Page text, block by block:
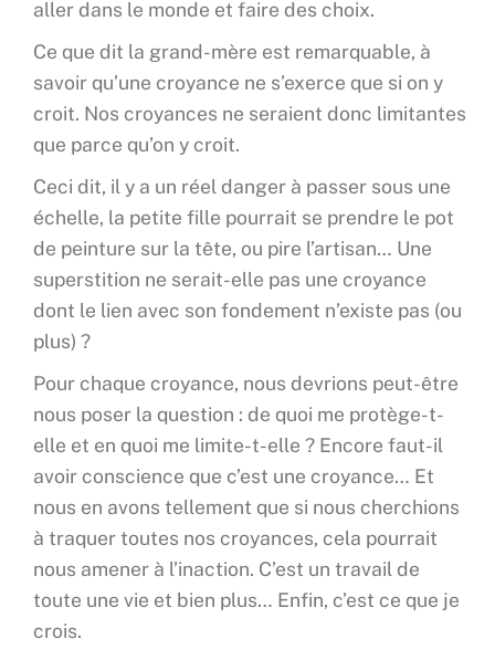
aller dans le monde et faire des choix.
Ce que dit la grand-mère est remarquable, à
savoir qu’une croyance ne s’exerce que si on y
croit. Nos croyances ne seraient donc limitantes
que parce qu’on y croit.
Ceci dit, il y a un réel danger à passer sous une
échelle, la petite fille pourrait se prendre le pot
de peinture sur la tête, ou pire l’artisan… Une
superstition ne serait-elle pas une croyance
dont le lien avec son fondement n’existe pas (ou
plus) ?
Pour chaque croyance, nous devrions peut-être
nous poser la question : de quoi me protège-t-
elle et en quoi me limite-t-elle ? Encore faut-il
avoir conscience que c’est une croyance… Et
nous en avons tellement que si nous cherchions
à traquer toutes nos croyances, cela pourrait
nous amener à l’inaction. C’est un travail de
toute une vie et bien plus… Enfin, c’est ce que je
crois.